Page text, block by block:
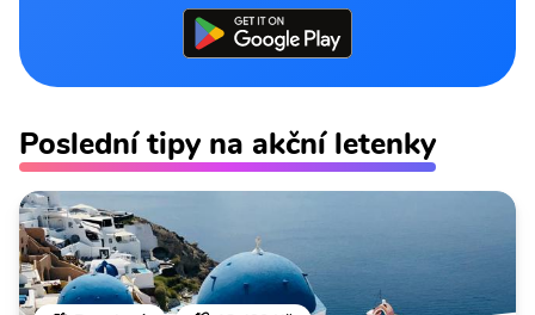
Poslední tipy na akční letenky